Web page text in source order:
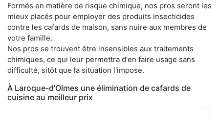
Formés en matière de risque chimique, nos pros seront les
mieux placés pour employer des produits insecticides
contre les cafards de maison, sans nuire aux membres de
votre famille.
Nos pros se trouvent être insensibles aux traitements
chimiques, ce qui leur permettra d'en faire usage sans
difficulté, sitôt que la situation l'impose.
À Laroque-d'Olmes une élimination de cafards de
cuisine au meilleur prix